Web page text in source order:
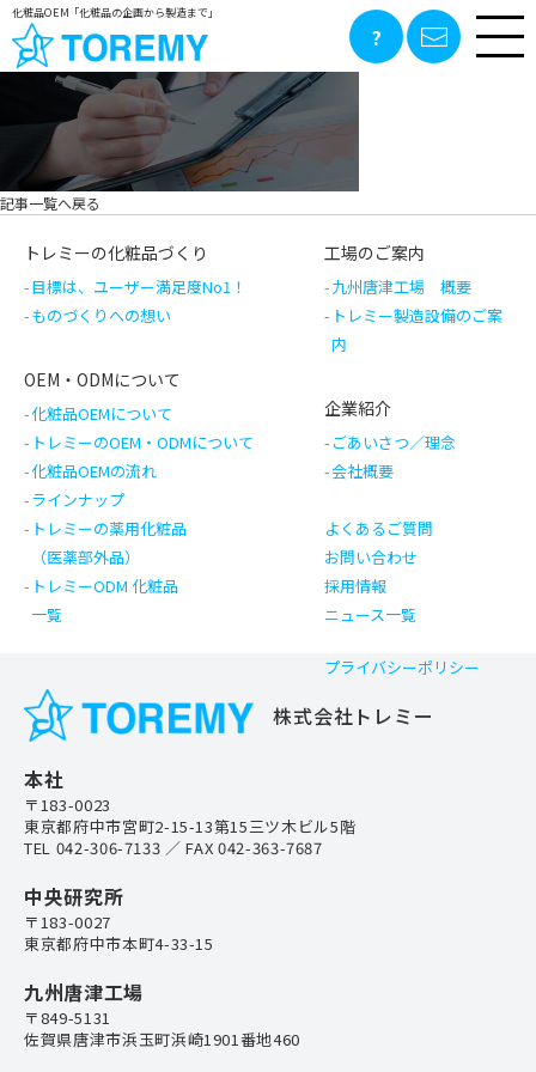
化粧品OEM「化粧品の企画から製造まで」
記事一覧へ戻る
トレミーの化粧品づくり
目標は、ユーザー満足度No1！
ものづくりへの想い
OEM・ODMについて
化粧品OEMについて
トレミーのOEM・ODMについて
化粧品OEMの流れ
ラインナップ
トレミーの薬用化粧品
（医薬部外品）
トレミーODM 化粧品
一覧
工場のご案内
九州唐津工場 概要
トレミー製造設備のご案
内
企業紹介
ごあいさつ／理念
会社概要
よくあるご質問
お問い合わせ
採用情報
ニュース一覧
プライバシーポリシー
株式会社トレミー
本社
〒183-0023
東京都府中市宮町2-15-13第15三ツ木ビル5階
TEL 042-306-7133 ／ FAX 042-363-7687
中央研究所
〒183-0027
東京都府中市本町4-33-15
九州唐津工場
〒849-5131
佐賀県唐津市浜玉町浜崎1901番地460